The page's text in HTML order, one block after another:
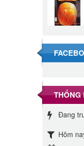
THỐNG
Đang
Hôm